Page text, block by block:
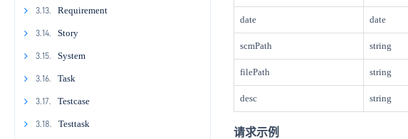
2.13.6
2.13.7
2.13.8
2.13.9
2.13.10
2.13.11
2.14.5
2.14.6
2.14.7
2.14.8
2.14.9
2.15.4
2.15.5
2.15.6
2.16.3
2.17.2
2.17.3
2.17.4
2.17.5
2.17.6
2.17.7
2.18.1
2.18.2
2.18.3
2.18.4
2.18.5
3.6.7
3.8.5
3.8.6
3.9.4
3.9.5
3.10.3
3.10.4
3.10.5
3.11.2
3.11.3
3.11.4
3.11.5
3.12.1
3.12.2
3.12.3
3.12.4
3.13. Requirement
3.13.1
3.13.2
3.13.3
3.13.4
3.13.5
3.14. Story
3.14.1
3.14.2
3.14.3
3.14.4
3.15. System
3.15.1
3.15.2
3.15.3
3.16. Task
3.16.1
3.16.2
3.17. Testcase
3.17.1
3.18. Testtask
date date
scmPath string
filePath string
desc string
请求示例